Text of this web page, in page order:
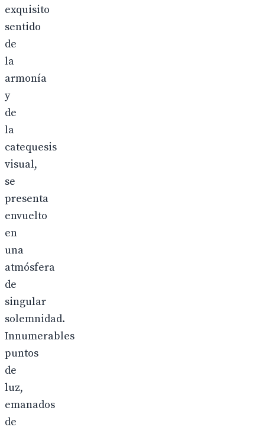
exquisito
sentido
de
la
armonía
y
de
la
catequesis
visual,
se
presenta
envuelto
en
una
atmósfera
de
singular
solemnidad.
Innumerables
puntos
de
luz,
emanados
de